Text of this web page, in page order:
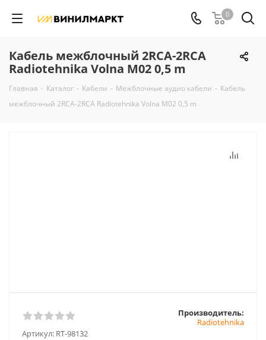
0
Кабель межблочный 2RCA-2RCA
Radiotehnika Volna M02 0,5 m
Главная - Каталог - Кабели - Межблочные аудио кабели - Кабель
межблочный 2RCA-2RCA Radiotehnika Volna M02 0,5 m
Артикул: RT-98132
Производитель:
Radiotehnika